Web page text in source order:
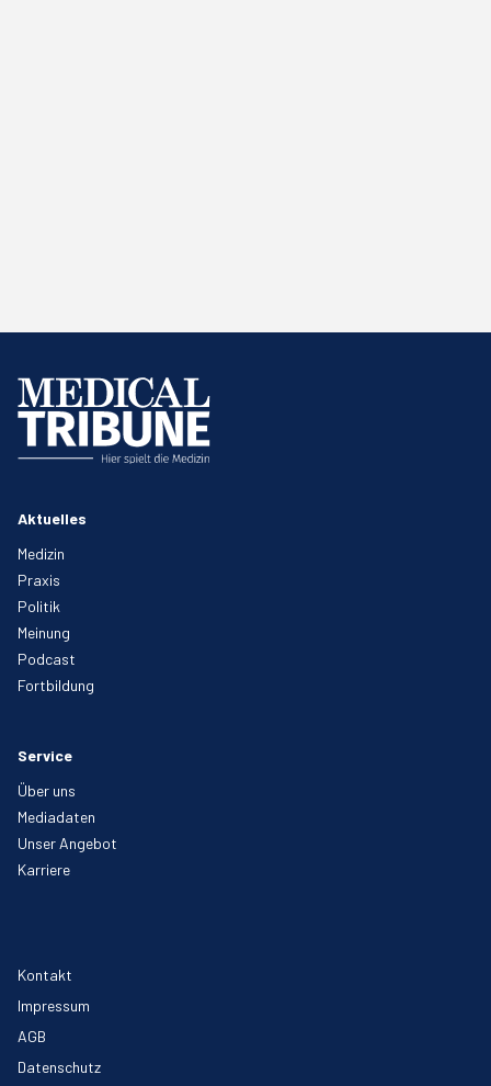
Aktuelles
Medizin
Praxis
Politik
Meinung
Podcast
Fortbildung
Service
Über uns
Mediadaten
Unser Angebot
Karriere
Kontakt
Impressum
AGB
Datenschutz